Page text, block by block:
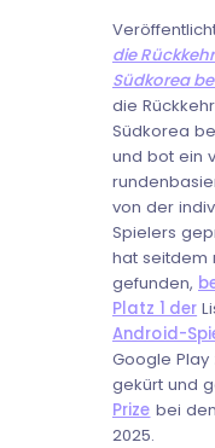
die
Südkorea
die
Südkorea
und bot ein
von der
Spielers
hat seitdem
gefunden,
Platz 1 der
Android-
Google Play
gekürt und
Prize bei
2025.